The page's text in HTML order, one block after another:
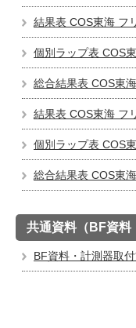
結果表 COS東海 フ
個別ラップ表 COS
総合結果表 COS東
結果表 COS東海 フ
個別ラップ表 COS
総合結果表 COS東
共通資料（BF資料
BF資料・計測器取